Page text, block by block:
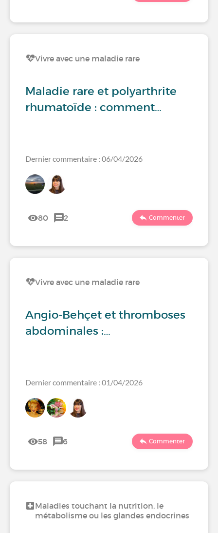
Vivre avec une maladie rare
Maladie rare et polyarthrite
rhumatoïde : comment…
Dernier commentaire : 06/04/2026
80 2 Commenter
Vivre avec une maladie rare
Angio-Behçet et thromboses
abdominales :…
Dernier commentaire : 01/04/2026
58 6 Commenter
Maladies touchant la nutrition, le
métabolisme ou les glandes endocrines